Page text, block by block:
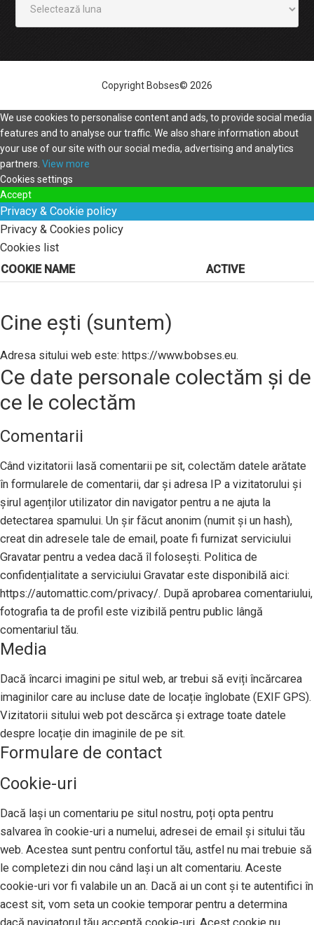
Copyright Bobses© 2026
We use cookies to personalise content and ads, to provide social media
features and to analyse our traffic. We also share information about
your use of our site with our social media, advertising and analytics
partners. View more
Cookies settings
Accept
Privacy & Cookie policy
Privacy & Cookies policy
Cookies list
COOKIE NAME
ACTIVE
Cine ești (suntem)
Adresa sitului web este: https://www.bobses.eu.
Ce date personale colectăm și de
ce le colectăm
Comentarii
Când vizitatorii lasă comentarii pe sit, colectăm datele arătate
în formularele de comentarii, dar și adresa IP a vizitatorului și
șirul agenților utilizator din navigator pentru a ne ajuta la
detectarea spamului. Un șir făcut anonim (numit și un hash),
creat din adresele tale de email, poate fi furnizat serviciului
Gravatar pentru a vedea dacă îl folosești. Politica de
confidențialitate a serviciului Gravatar este disponibilă aici:
https://automattic.com/privacy/. După aprobarea comentariului,
fotografia ta de profil este vizibilă pentru public lângă
comentariul tău.
Media
Dacă încarci imagini pe situl web, ar trebui să eviți încărcarea
imaginilor care au incluse date de locație înglobate (EXIF GPS).
Vizitatorii sitului web pot descărca și extrage toate datele
despre locație din imaginile de pe sit.
Formulare de contact
Cookie-uri
Dacă lași un comentariu pe situl nostru, poți opta pentru
salvarea în cookie-uri a numelui, adresei de email și sitului tău
web. Acestea sunt pentru confortul tău, astfel nu mai trebuie să
le completezi din nou când lași un alt comentariu. Aceste
cookie-uri vor fi valabile un an. Dacă ai un cont și te autentifici în
acest sit, vom seta un cookie temporar pentru a determina